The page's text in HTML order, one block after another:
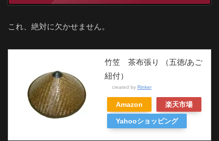
これ、絶対に欠かせません。
竹笠 茶布張り （五徳/あご
紐付）
created by Rinker
Amazon 楽天市場
Yahooショッピング